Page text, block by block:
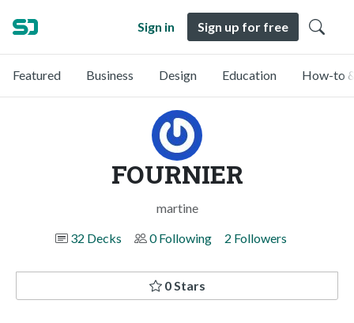
Sign in Sign up for free
Featured Business Design Education How-to
FOURNIER
martine
32 Decks
0 Following 2 Followers
0 Stars